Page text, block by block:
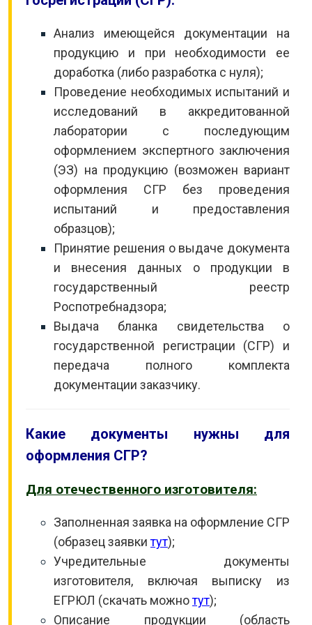
Анализ имеющейся документации на
продукцию и при необходимости ее
доработка (либо разработка с нуля);
Проведение необходимых испытаний и
исследований в аккредитованной
лаборатории с последующим
оформлением экспертного заключения
(ЭЗ) на продукцию (возможен вариант
оформления СГР без проведения
испытаний и предоставления
образцов);
Принятие решения о выдаче документа
и внесения данных о продукции в
государственный реестр
Роспотребнадзора;
Выдача бланка свидетельства о
государственной регистрации (СГР) и
передача полного комплекта
документации заказчику.
Какие документы нужны для
оформления СГР?
Для отечественного изготовителя:
Заполненная заявка на оформление СГР
(образец заявкитут);
Учредительные документы
изготовителя, включая выписку из
ЕГРЮЛ (скачать можнотут);
Описание продукции (область